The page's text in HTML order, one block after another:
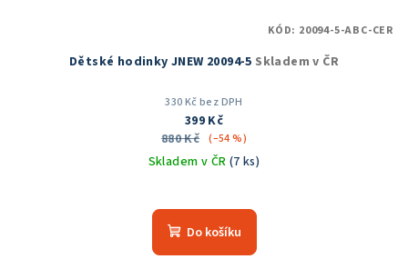
Dětské hodinky JNEW 20094-5 Skladem v ČR
330 Kč bez DPH
399 Kč
880 Kč (–54 %)
Skladem v ČR (7 ks)
hodnocení
produktu
Do košíku
KÓD: 20094-5-ABC-CER